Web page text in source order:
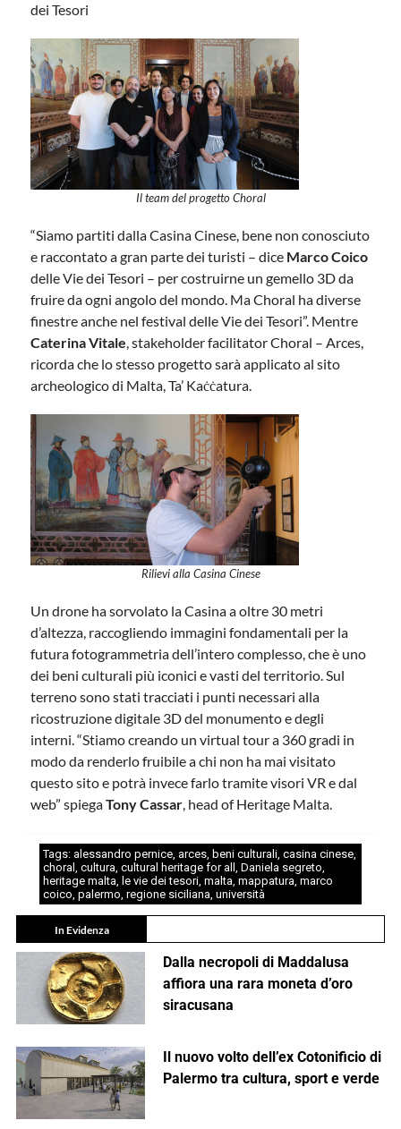
dei Tesori
Il team del progetto Choral
“Siamo partiti dalla Casina Cinese, bene non conosciuto
e raccontato a gran parte dei turisti – dice Marco Coico
delle Vie dei Tesori – per costruirne un gemello 3D da
fruire da ogni angolo del mondo. Ma Choral ha diverse
finestre anche nel festival delle Vie dei Tesori”. Mentre
Caterina Vitale, stakeholder facilitator Choral – Arces,
ricorda che lo stesso progetto sarà applicato al sito
archeologico di Malta, Ta’ Kaċċatura.
Rilievi alla Casina Cinese
Un drone ha sorvolato la Casina a oltre 30 metri
d’altezza, raccogliendo immagini fondamentali per la
futura fotogrammetria dell’intero complesso, che è uno
dei beni culturali più iconici e vasti del territorio. Sul
terreno sono stati tracciati i punti necessari alla
ricostruzione digitale 3D del monumento e degli
interni. “Stiamo creando un virtual tour a 360 gradi in
modo da renderlo fruibile a chi non ha mai visitato
questo sito e potrà invece farlo tramite visori VR e dal
web” spiegaTony Cassar, head of Heritage Malta.
Tags: alessandro pernice, arces, beni culturali, casina cinese,
choral , cultura, cultural heritage for all , Daniela segreto,
heritage malta, le vie dei tesori, malta, mappatura, marco
coico, palermo, regione siciliana, università
In Evidenza
Dalla necropoli di Maddalusa
affiora una rara moneta d’oro
siracusana
Il nuovo volto dell’ex Cotonificio di
Palermo tra cultura, sport e verde